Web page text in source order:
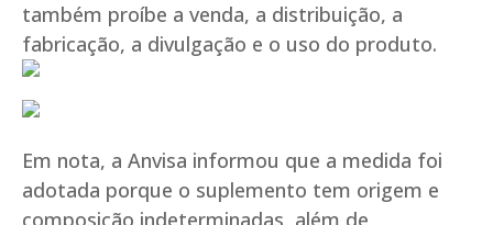
também proíbe a venda, a distribuição, a
fabricação, a divulgação e o uso do produto.
Em nota, a Anvisa informou que a medida foi
adotada porque o suplemento tem origem e